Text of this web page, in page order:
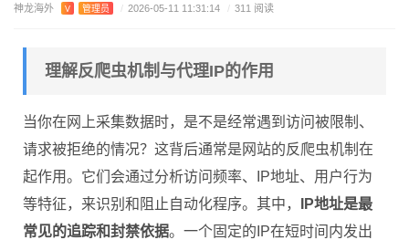
神龙海外 V 管理员 / 2026-05-11 11:31:14 / 311 阅读
理解反爬虫机制与代理IP的作用
当你在网上采集数据时，是不是经常遇到访问被限制、
请求被拒绝的情况？这背后通常是网站的反爬虫机制在
起作用。它们会通过分析访问频率、IP地址、用户行为
等特征，来识别和阻止自动化程序。其中，
IP地址是最
常见的追踪和封禁依据。一个固定的IP在短时间内发出